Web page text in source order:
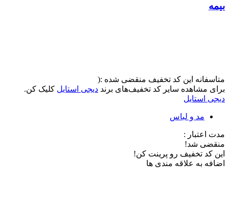
بیمه
متاسفانه این کد تخفیف منقضی شده :(
برای مشاهده سایر کد تخفیف‌های برند دیجی استایل کلیک کن.
دیجی استایل
مد و لباس
مدت اعتبار :
منقضی شد!
این کد تخفیف رو پرینت کن!
اضافه به علاقه مندی ها